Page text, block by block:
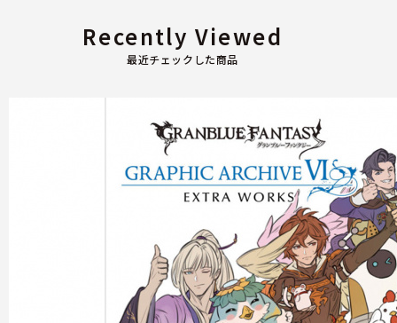
最近チェックした商品
Recently Viewed